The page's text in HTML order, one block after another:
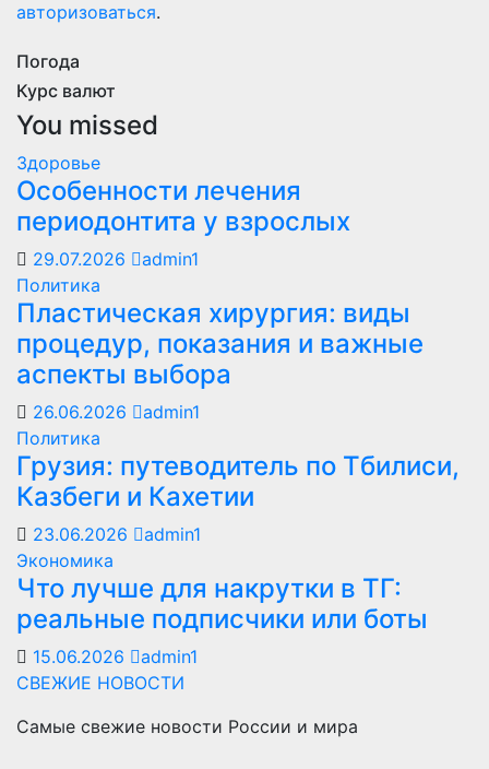
авторизоваться.
Погода
Курс валют
You missed
Здоровье
Особенности лечения
периодонтита у взрослых
29.07.2026
admin1
Политика
Пластическая хирургия: виды
процедур, показания и важные
аспекты выбора
26.06.2026
admin1
Политика
Грузия: путеводитель по Тбилиси,
Казбеги и Кахетии
23.06.2026
admin1
Экономика
Что лучше для накрутки в ТГ:
реальные подписчики или боты
15.06.2026
admin1
СВЕЖИЕ НОВОСТИ
Самые свежие новости России и мира